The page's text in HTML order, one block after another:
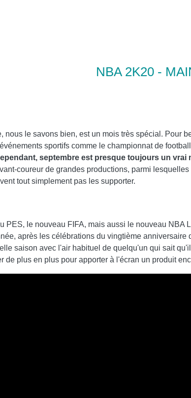
NBA 2K20 -
nous le savons bien, est un mois très spécial. Pour
sportifs comme le championnat de
septembre est presque toujours un vrai
coureur de grandes productions, parmi
tout simplement pas les supporter.
PES, le nouveau FIFA, mais aussi le nouveau
après les célébrations du vingtième anniversaire
saison avec l'air habituel de quelqu'un qui sait
de plus en plus pour apporter à l'écran un produit